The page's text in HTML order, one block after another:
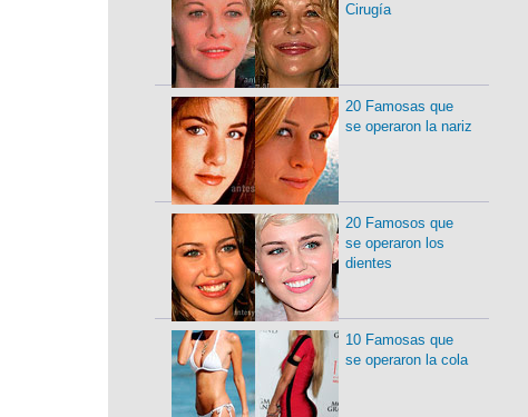
Cirugía
20 Famosas que
se operaron la nariz
20 Famosos que
se operaron los
dientes
10 Famosas que
se operaron la cola